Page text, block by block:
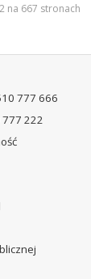
na 667 stronach
777 666
222